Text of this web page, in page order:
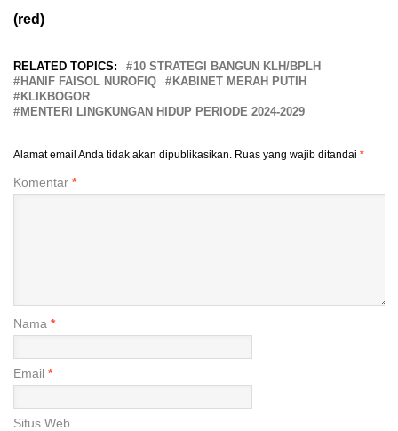
(red)
RELATED TOPICS:
10 STRATEGI BANGUN KLH/BPLH
HANIF FAISOL NUROFIQ
KABINET MERAH PUTIH
KLIKBOGOR
MENTERI LINGKUNGAN HIDUP PERIODE 2024-2029
Alamat email Anda tidak akan dipublikasikan. Ruas yang wajib ditandai *
Komentar *
Nama *
Email *
Situs Web